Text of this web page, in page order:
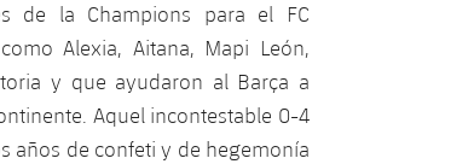
de la Champions para el FC
Alexia, Aitana, Mapi León,
y que ayudaron al Barça a
Aquel incontestable 0-4
años de confeti y de hegemonía